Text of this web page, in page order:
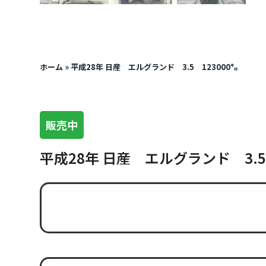
ホーム » 平成28年 日産 エルグランド 3.5 123000㌔
販売中
平成28年 日産 エルグランド